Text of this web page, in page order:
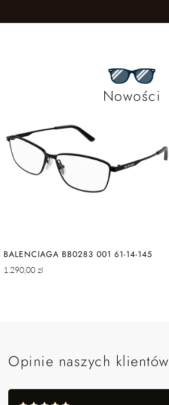
Nowości
BALENCIAGA BB0283 001 61-14-145
Cena
1.290,00 zl
Opinie naszych klientów